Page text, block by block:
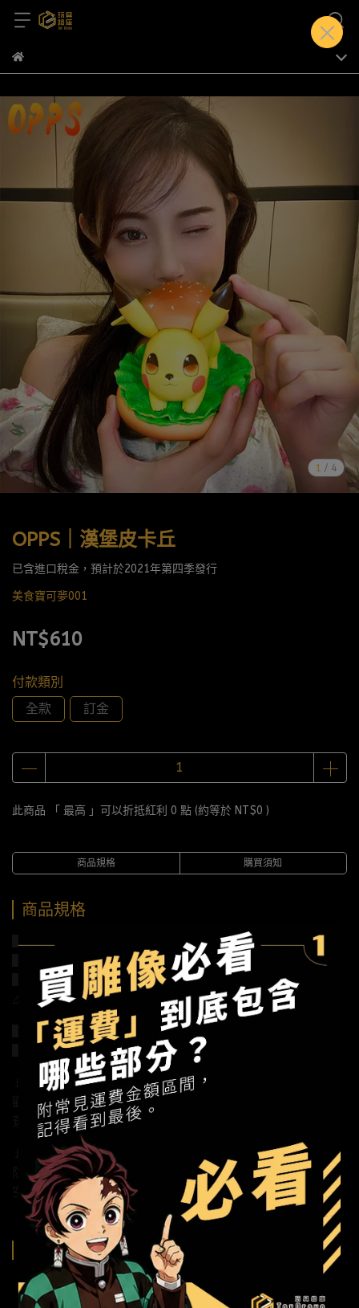
1 / 4
OPPS｜漢堡皮卡丘
已含進口稅金，預計於2021年第四季發行
美食寶可夢001
NT$610
付款類別
全款
訂金
此商品 「 最高 」可以折抵紅利 0 點 (約等於 NT$0 )
商品規格 購買須知
商品規格
▋系列說明：美食寶可夢系列001
▋作品規格：高12CM*寬14CM*深14CM
▋建議售價：全款1810元/訂金610元
⚠️金額已含稅金，未含國際運費
▋材質說明：樹脂+PU
▋預計發行時間：2021年第四季
🚩大家最近都在討論哪一款作品？
歡迎加入TOYER社群：https://reurl.cc/KxyLxR
查看最新預購商品：https://reurl.cc/E2qL2A
🚩TOYER複合式展間《玩具給庫》
防疫因應措施：https://reurl.cc/L0vZRL
空間租賃說明：https://reurl.cc/kV43Zq
購買須知